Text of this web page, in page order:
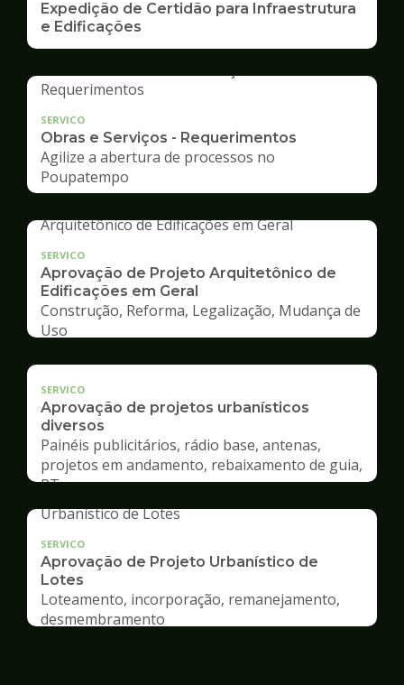
Expedição de Certidão para Infraestrutura
e Edificações
SERVICO
Obras e Serviços - Requerimentos
Agilize a abertura de processos no
Poupatempo
SERVICO
Aprovação de Projeto Arquitetônico de
Edificações em Geral
Construção, Reforma, Legalização, Mudança de
Uso
SERVICO
Aprovação de projetos urbanísticos
diversos
Painéis publicitários, rádio base, antenas,
projetos em andamento, rebaixamento de guia,
RT
SERVICO
Aprovação de Projeto Urbanístico de
Lotes
Loteamento, incorporação, remanejamento,
desmembramento